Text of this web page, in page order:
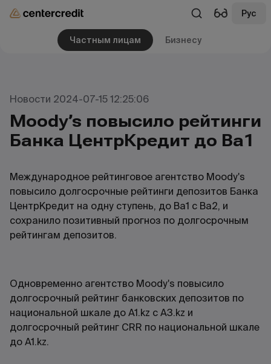
Рус
Частным лицам Бизнесу
Новости 2024-07-15 12:25:06
Moody’s повысило рейтинги
Банка ЦентрКредит до Ba1
Международное рейтинговое агентство Moody's
повысило долгосрочные рейтинги депозитов Банка
ЦентрКредит на одну ступень, до Ba1 с Ba2, и
сохранило позитивный прогноз по долгосрочным
рейтингам депозитов.
Одновременно агентство Moody's повысило
долгосрочный рейтинг банковских депозитов по
национальной шкале до A1.kz c A3.kz и
долгосрочный рейтинг CRR по национальной шкале
до A1.kz.